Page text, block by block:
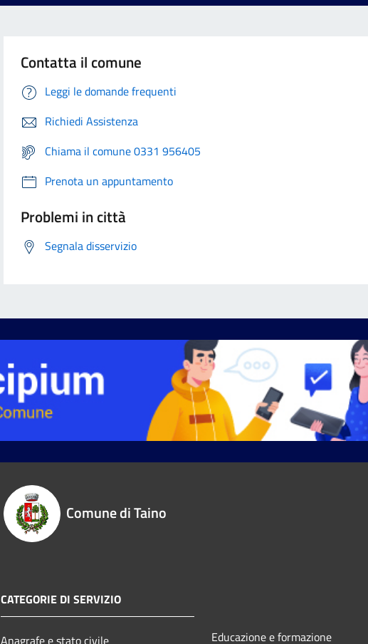
Contatta il comune
Leggi le domande frequenti
Richiedi Assistenza
Chiama il comune 0331 956405
Prenota un appuntamento
Problemi in città
Segnala disservizio
Comune di Taino
CATEGORIE DI SERVIZIO
Anagrafe e stato civile Educazione e formazione